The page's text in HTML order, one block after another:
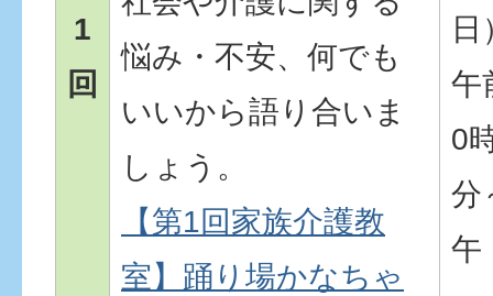
1
回
悩み・不安、何でも
いいから語り合いま
しょう。
【第1回家族介護教
室】踊り場かなちゃ
日
午
0
分
午